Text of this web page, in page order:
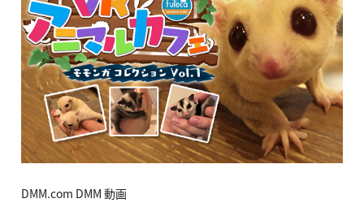
DMM.com DMM 動画